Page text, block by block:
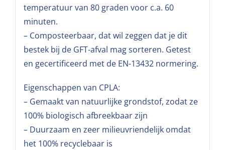
temperatuur van 80 graden voor c.a. 60
minuten.
– Composteerbaar, dat wil zeggen dat je dit
bestek bij de GFT-afval mag sorteren. Getest
en gecertificeerd met de EN-13432 normering.
Eigenschappen van CPLA:
– Gemaakt van natuurlijke grondstof, zodat ze
100% biologisch afbreekbaar zijn
– Duurzaam en zeer milieuvriendelijk omdat
het 100% recyclebaar is